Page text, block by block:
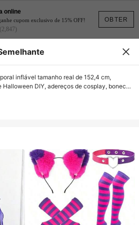
OBTER
online
cupom exclusivo de 15% OFF!
(2,847)
inflável tamanho real de 152,4 cm,
Halloween DIY, adereços de cosplay, boneco
para se vestir e fantasiar, Natal, Halloween,
Graças, Presente de Halloween, Outono,